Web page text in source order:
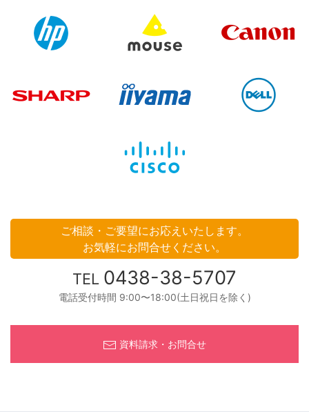
ご相談・ご要望にお応えいたします。
お気軽にお問合せください。
TEL 0438-38-5707
電話受付時間 9:00〜18:00(土日祝日を除く)
資料請求・お問合せ